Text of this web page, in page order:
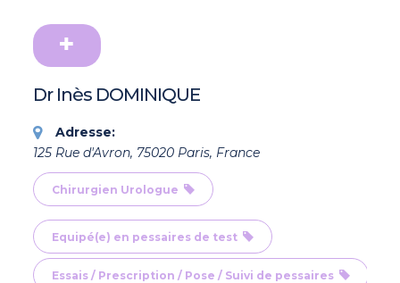
Dr Inès DOMINIQUE
Adresse:
125 Rue d'Avron, 75020 Paris, France
Chirurgien Urologue
Equipé(e) en pessaires de test
Essais / Prescription / Pose / Suivi de pessaires